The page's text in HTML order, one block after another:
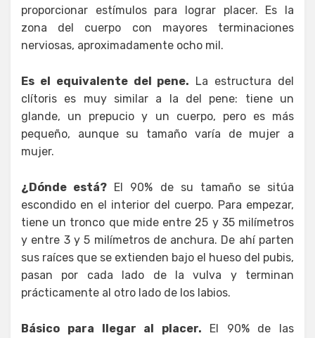
proporcionar estímulos para lograr placer. Es la
zona del cuerpo con mayores terminaciones
nerviosas, aproximadamente ocho mil.
Es el equivalente del pene. La estructura del
clítoris es muy similar a la del pene: tiene un
glande, un prepucio y un cuerpo, pero es más
pequeño, aunque su tamaño varía de mujer a
mujer.
¿Dónde está? El 90% de su tamaño se sitúa
escondido en el interior del cuerpo. Para empezar,
tiene un tronco que mide entre 25 y 35 milímetros
y entre 3 y 5 milímetros de anchura. De ahí parten
sus raíces que se extienden bajo el hueso del pubis,
pasan por cada lado de la vulva y terminan
prácticamente al otro lado de los labios.
Básico para llegar al placer. El 90% de las